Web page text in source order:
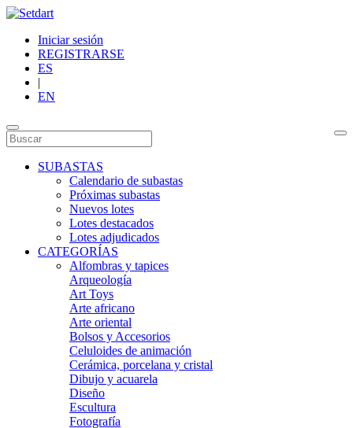
Iniciar sesión
REGISTRARSE
ES
|
EN
SUBASTAS
Calendario de subastas
Próximas subastas
Nuevos lotes
Lotes destacados
Lotes adjudicados
CATEGORÍAS
Alfombras y tapices
Arqueología
Art Toys
Arte africano
Arte oriental
Bolsos y Accesorios
Celuloides de animación
Cerámica, porcelana y cristal
Dibujo y acuarela
Diseño
Escultura
Fotografía